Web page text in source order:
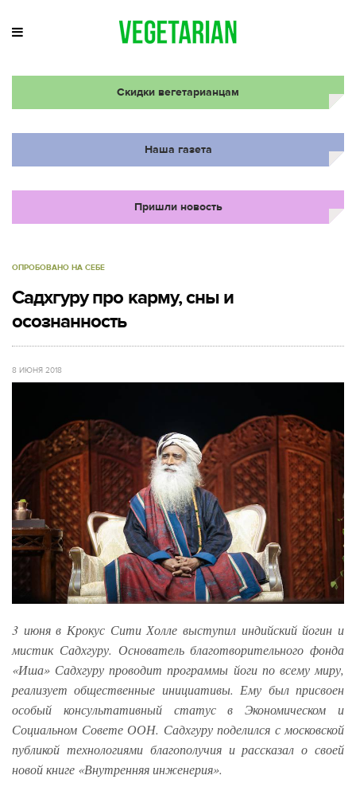
Скидки вегетарианцам
Наша газета
Пришли новость
ОПРОБОВАНО НА СЕБЕ
Садхгуру про карму, сны и
осознанность
8 ИЮНЯ 2018
3 июня в Крокус Сити Холле выступил индийский йогин и
мистик Садхгуру. Основатель благотворительного фонда
«Иша» Садхгуру проводит программы йоги по всему миру,
реализует общественные инициативы. Ему был присвоен
особый консультативный статус в Экономическом и
Социальном Совете ООН. Садхгуру поделился с московской
публикой технологиями благополучия и рассказал о своей
новой книге «Внутренняя инженерия».